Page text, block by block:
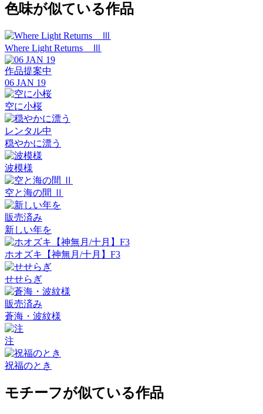
色味が似ている作品
Where Light Returns Ⅲ
作品提案中
06 JAN 19
空に小桜
レンタル中
穏やかに漂う
波模様
空と海の間 Ⅱ
販売済み
新しい年を
ホオズキ【神無月/十月】F3
せせらぎ
販売済み
蒼海・波紋様
注
祝福のとき
モチーフが似ている作品